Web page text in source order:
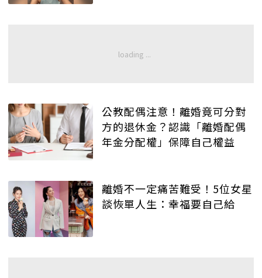
公教配偶注意！離婚竟可分對
方的退休金？認識「離婚配偶
年金分配權」保障自己權益
離婚不一定痛苦難受！5位女星
談恢單人生：幸福要自己給